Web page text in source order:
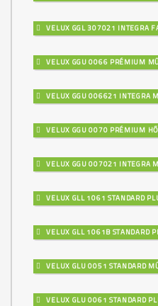
VELUX GGL 307021 INTEGRA
VELUX GGU 0066 PRÉMIUM
VELUX GGU 006621 INTEGRA
VELUX GGU 0070 PRÉMIUM
VELUX GGU 007021 INTEGRA
VELUX GLL 1061 STANDARD
VELUX GLL 1061B STANDARD
VELUX GLU 0051 STANDARD
VELUX GLU 0061 STANDARD